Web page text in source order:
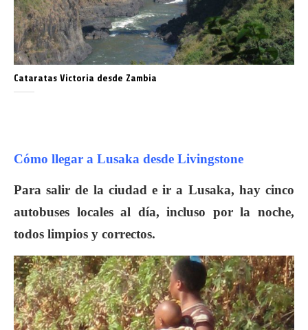
Cataratas Victoria desde Zambia
Cómo llegar a Lusaka desde Livingstone
Para salir de la ciudad e ir a Lusaka, hay cinco
autobuses locales al día, incluso por la noche,
todos limpios y correctos.